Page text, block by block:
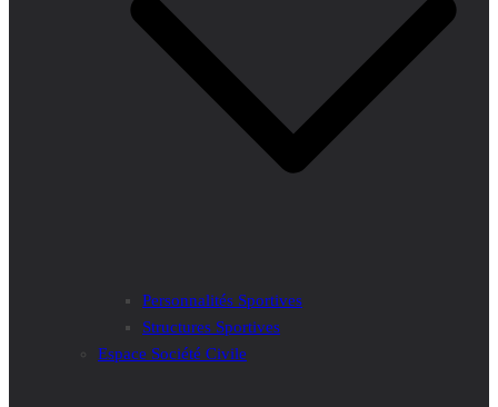
Personnalités Sportives
Structures Sportives
Espace Société Civile